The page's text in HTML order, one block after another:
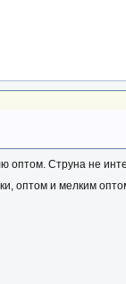
оптом. Струна не
оптом и мелким